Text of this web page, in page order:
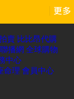
賣 比比昂代購
播網 全球購物
中心
命理 會員中心